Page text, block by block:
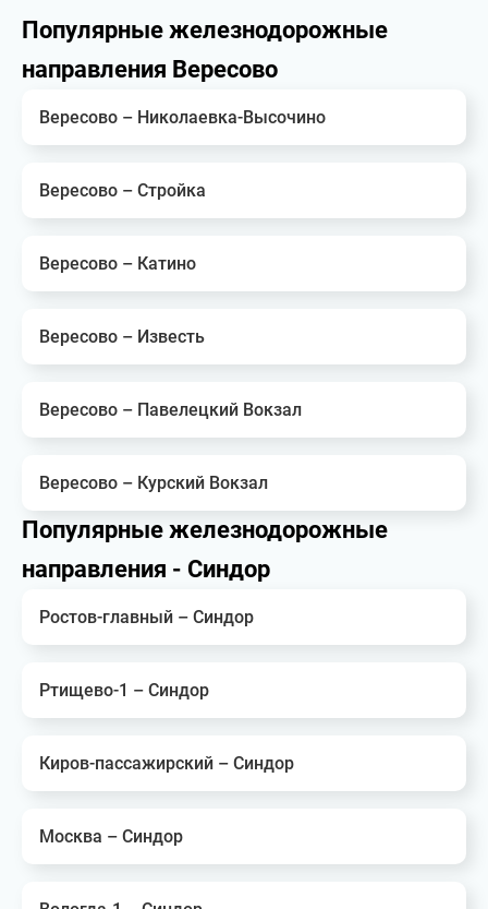
Популярные железнодорожные
направления Вересово
Вересово – Николаевка-Высочино
Вересово – Стройка
Вересово – Катино
Вересово – Известь
Вересово – Павелецкий Вокзал
Вересово – Курский Вокзал
Популярные железнодорожные
направления - Синдор
Ростов-главный – Синдор
Ртищево-1 – Синдор
Киров-пассажирский – Синдор
Москва – Синдор